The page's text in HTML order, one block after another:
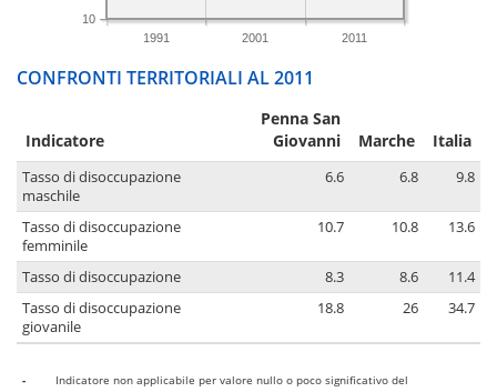
1991 2001 2011
10
CONFRONTI TERRITORIALI AL 2011
Indicatore
Penna San
Giovanni
Marche Italia
Tasso di disoccupazione
maschile
6.6 6.8 9.8
Tasso di disoccupazione
femminile
10.7 10.8 13.6
Tasso di disoccupazione 8.3 8.6
11.4
Tasso di disoccupazione
giovanile
18.8 26 34.7
-
Indicatore non applicabile per valore nullo o poco significativo del